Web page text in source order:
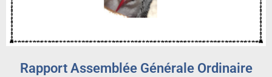
Rapport Assemblée Générale Ordinaire